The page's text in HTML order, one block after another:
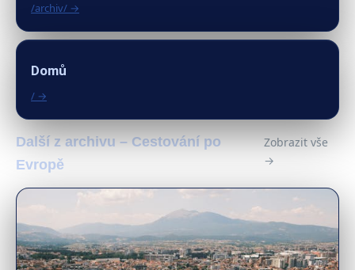
/archiv/ →
Domů
/ →
Další z archivu – Cestování po
Evropě
Zobrazit vše
→